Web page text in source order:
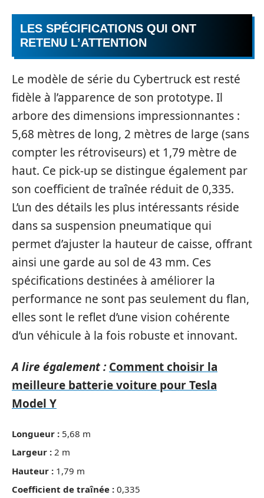
LES SPÉCIFICATIONS QUI ONT
RETENU L’ATTENTION
Le modèle de série du Cybertruck est resté
fidèle à l’apparence de son prototype. Il
arbore des dimensions impressionnantes :
5,68 mètres de long, 2 mètres de large (sans
compter les rétroviseurs) et 1,79 mètre de
haut. Ce pick-up se distingue également par
son coefficient de traînée réduit de 0,335.
L’un des détails les plus intéressants réside
dans sa suspension pneumatique qui
permet d’ajuster la hauteur de caisse, offrant
ainsi une garde au sol de 43 mm. Ces
spécifications destinées à améliorer la
performance ne sont pas seulement du flan,
elles sont le reflet d’une vision cohérente
d’un véhicule à la fois robuste et innovant.
A lire également : Comment choisir la
meilleure batterie voiture pour Tesla
Model Y
Longueur : 5,68 m
Largeur : 2 m
Hauteur : 1,79 m
Coefficient de traînée : 0,335